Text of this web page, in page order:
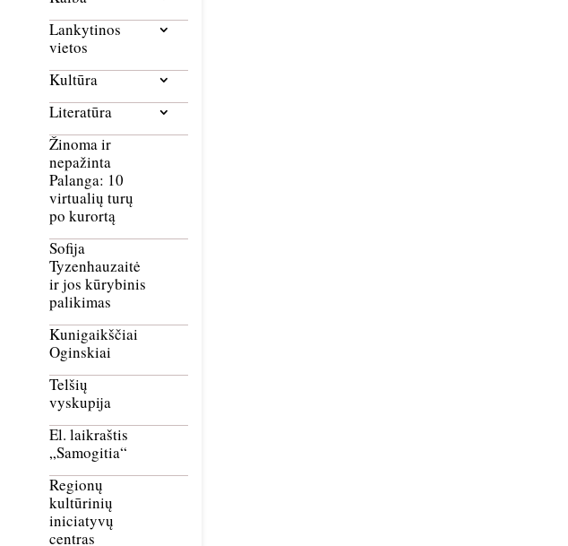
Lankytinos
vietos
Kultūra
Literatūra
Žinoma ir
nepažinta
Palanga: 10
virtualių turų
po kurortą
Sofija
Tyzenhauzaitė
ir jos kūrybinis
palikimas
Kunigaikščiai
Oginskiai
Telšių
vyskupija
El. laikraštis
„Samogitia“
Regionų
kultūrinių
iniciatyvų
centras